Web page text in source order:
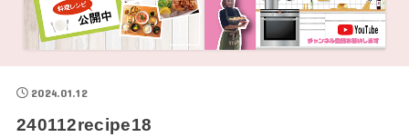
2024.01.12
240112recipe18